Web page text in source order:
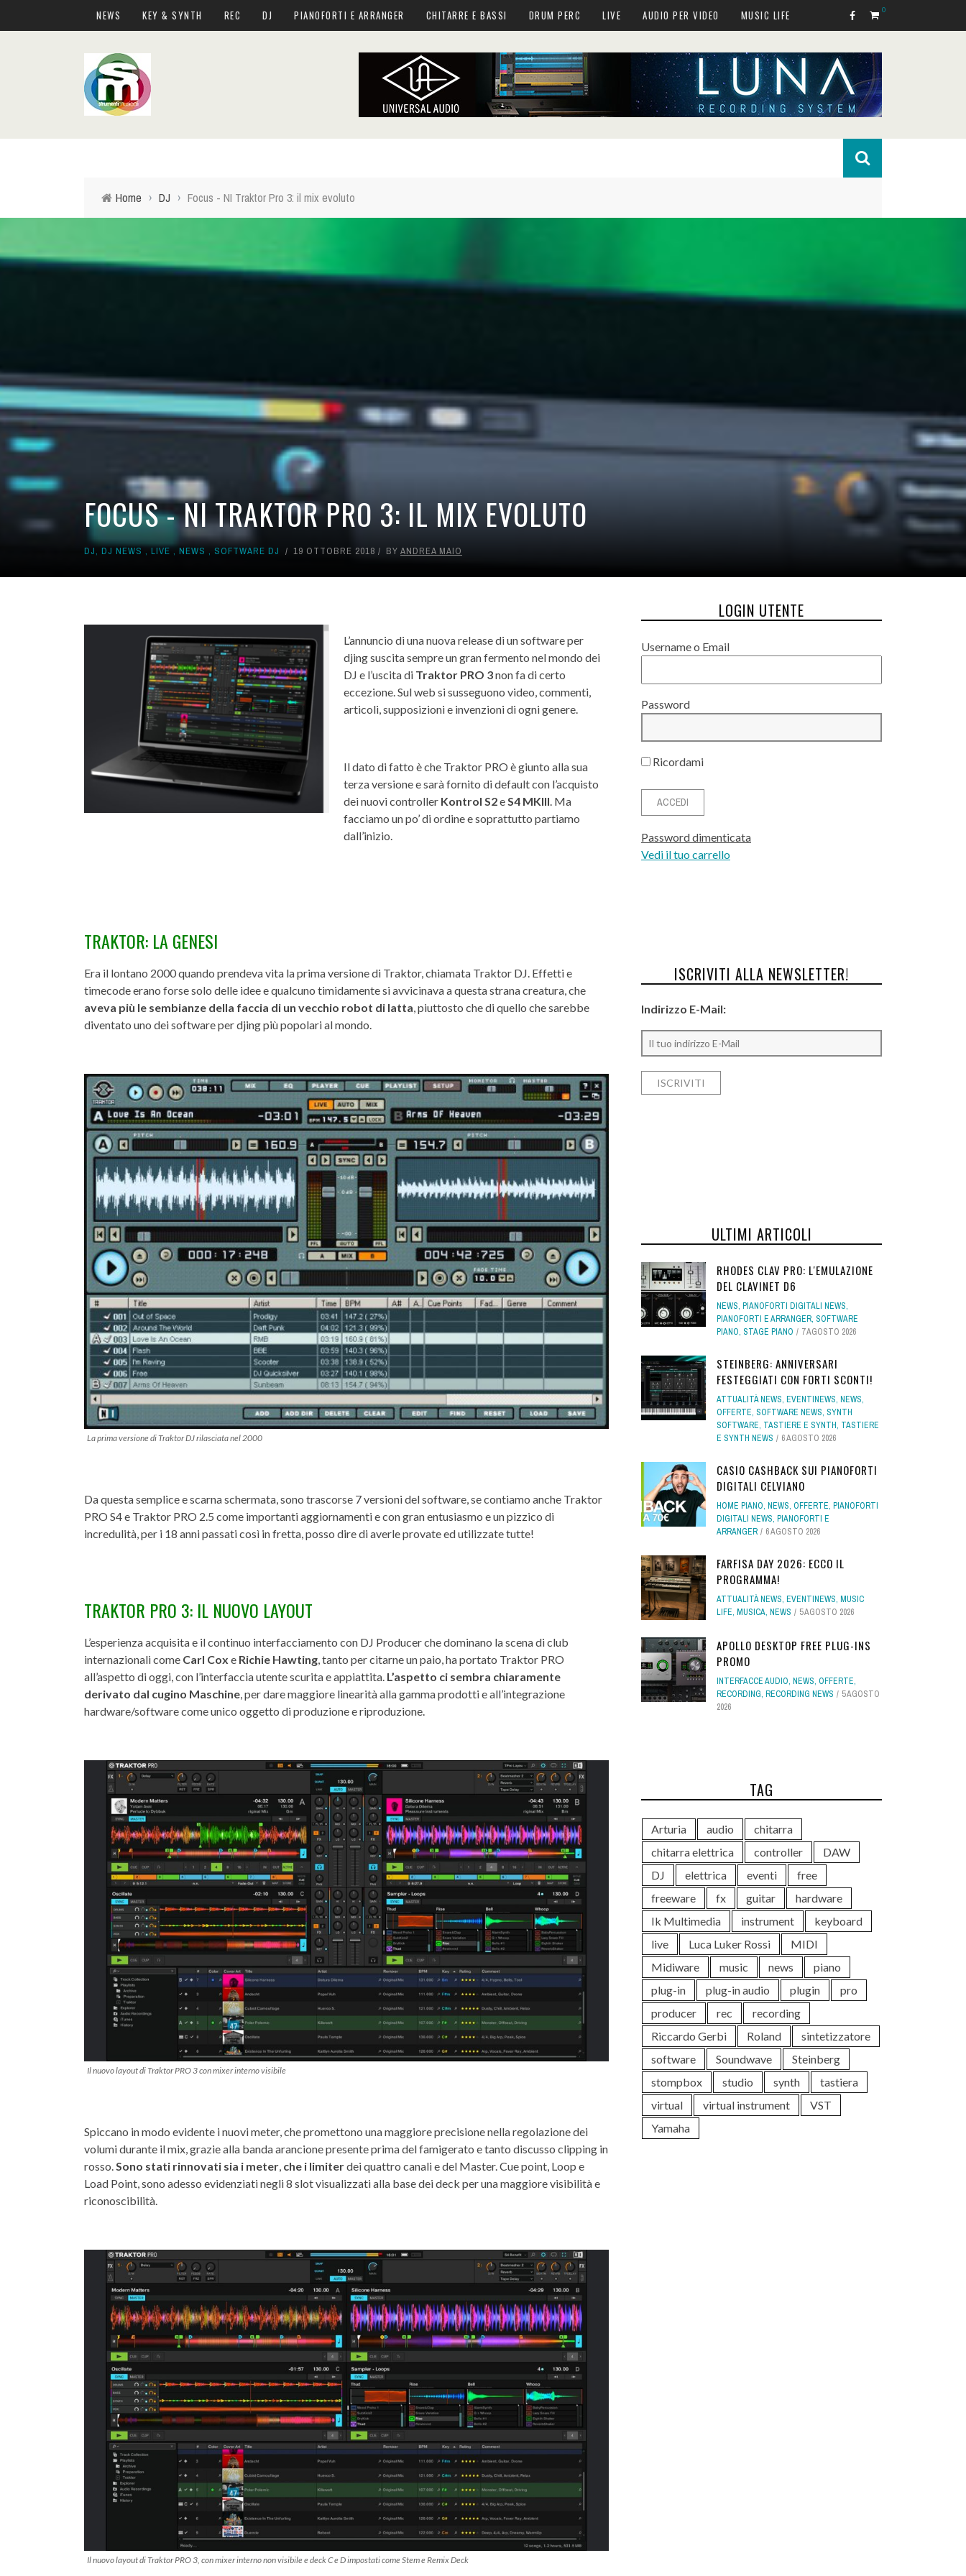
NEWS KEY & SYNTH REC DJ PIANOFORTI E ARRANGER CHITARRE E BASSI DRUM PERC LIVE AUDIO PER VIDEO MUSIC LIFE 0
Home › DJ › Focus - NI Traktor Pro 3: il mix evoluto
FOCUS - NI TRAKTOR PRO 3: IL MIX EVOLUTO
DJ, DJ NEWS , LIVE , NEWS , SOFTWARE DJ 19 OTTOBRE 2018 BY ANDREA MAIO
L’annuncio di una nuova release di un software per
djing suscita sempre un gran fermento nel mondo dei
DJ e l’uscita di Traktor PRO 3non fa di certo
eccezione. Sul web si susseguono video, commenti,
articoli, supposizioni e invenzioni di ogni genere.
Il dato di fatto è che Traktor PRO è giunto alla sua
terza versione e sarà fornito di default con l’acquisto
dei nuovi controller Kontrol S2eS4 MKIII. Ma
facciamo un po’ di ordine e soprattutto partiamo
dall’inizio.
TRAKTOR: LA GENESI
Era il lontano 2000 quando prendeva vita la prima versione di Traktor, chiamata Traktor DJ. Effetti e
timecode erano forse solo delle idee e qualcuno timidamente si avvicinava a questa strana creatura, che
aveva più le sembianze della faccia di un vecchio robot di latta, piuttosto che di quello che sarebbe
diventato uno dei software per djing più popolari al mondo.
La prima versione di Traktor DJ rilasciata nel 2000
Da questa semplice e scarna schermata, sono trascorse 7 versioni del software, se contiamo anche Traktor
PRO S4 e Traktor PRO 2.5 come importanti aggiornamenti e con gran entusiasmo e un pizzico di
incredulità, per i 18 anni passati così in fretta, posso dire di averle provate ed utilizzate tutte!
TRAKTOR PRO 3: IL NUOVO LAYOUT
L’esperienza acquisita e il continuo interfacciamento con DJ Producer che dominano la scena di club
internazionali come Carl Cox e Richie Hawting, tanto per citarne un paio, ha portato Traktor PRO
all’aspetto di oggi, con l’interfaccia utente scurita e appiattita. L’aspetto ci sembra chiaramente
derivato dal cugino Maschine, per dare maggiore linearità alla gamma prodotti e all’integrazione
hardware/software come unico oggetto di produzione e riproduzione.
Il nuovo layout di Traktor PRO 3 con mixer interno visibile
Spiccano in modo evidente i nuovi meter, che promettono una maggiore precisione nella regolazione dei
volumi durante il mix, grazie alla banda arancione presente prima del famigerato e tanto discusso clipping in
rosso.Sono stati rinnovati sia i meter, che i limiterdei quattro canali e del Master. Cue point, Loop e
Load Point, sono adesso evidenziati negli 8 slot visualizzati alla base dei deck per una maggiore visibilità e
riconoscibilità.
Il nuovo layout di Traktor PRO 3, con mixer interno non visibile e deck C e D impostati come Stem e Remix Deck
LOGIN UTENTE
Username o Email
Password
Ricordami
Password dimenticata
Vedi il tuo carrello
ISCRIVITI ALLA NEWSLETTER!
Indirizzo E-Mail:
ULTIMI ARTICOLI
RHODES CLAV PRO: L'EMULAZIONE
DEL CLAVINET D6
NEWS, PIANOFORTI DIGITALI NEWS,
PIANOFORTI E ARRANGER, SOFTWARE
PIANO, STAGE PIANO 7 AGOSTO 2026
STEINBERG: ANNIVERSARI
FESTEGGIATI CON FORTI SCONTI!
ATTUALITÀ NEWS, EVENTINEWS, NEWS,
OFFERTE, SOFTWARE NEWS, SYNTH
SOFTWARE, TASTIERE E SYNTH, TASTIERE
E SYNTH NEWS
6 AGOSTO 2026
CASIO CASHBACK SUI PIANOFORTI
DIGITALI CELVIANO
HOME PIANO, NEWS, OFFERTE, PIANOFORTI
DIGITALI NEWS, PIANOFORTI E
ARRANGER
6 AGOSTO 2026
FARFISA DAY 2026: ECCO IL
PROGRAMMA!
ATTUALITÀ NEWS, EVENTINEWS, MUSIC
LIFE, MUSICA, NEWS 5 AGOSTO 2026
APOLLO DESKTOP FREE PLUG-INS
PROMO
INTERFACCE AUDIO, NEWS, OFFERTE,
RECORDING, RECORDING NEWS
5 AGOSTO
2026
TAG
Arturia audio
chitarra
chitarra elettrica
controller
DAW
DJ
elettrica eventi
free
freeware
fx guitar
hardware
Ik Multimedia
instrument
keyboard
live
Luca Luker Rossi
MIDI
Midiware
music news
piano
plug-in
plug-in audio plugin
pro
producer
rec
recording
Riccardo Gerbi
Roland
sintetizzatore
software
Soundwave
Steinberg
stompbox
studio synth
tastiera
virtual
virtual instrument
VST
Yamaha